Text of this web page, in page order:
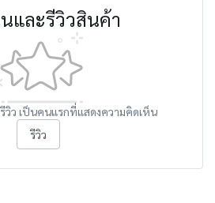
และรีวิวสินค้า
วิว เป็นคนแรกที่แสดงความคิดเห็น
รีวิว